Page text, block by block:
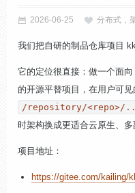
2026-06-25 分布式，
我们把自研的制品仓库项目
它的定位很直接：做一个面
的开源平替项目，在用户可
/repository/<repo>/
时架构换成更适合云原生、多
项目地址：
https://gitee.com/kailing/